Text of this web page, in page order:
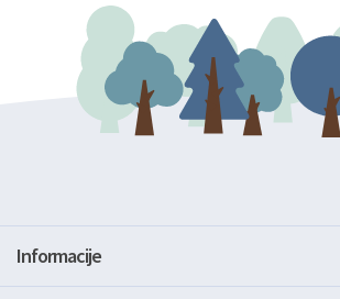
Informacije